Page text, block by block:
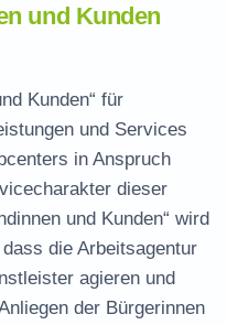
und Kunden
Kunden“ für
und Services
in Anspruch
dieser
und Kunden“ wird
die Arbeitsagentur
agieren und
der Bürgerinnen